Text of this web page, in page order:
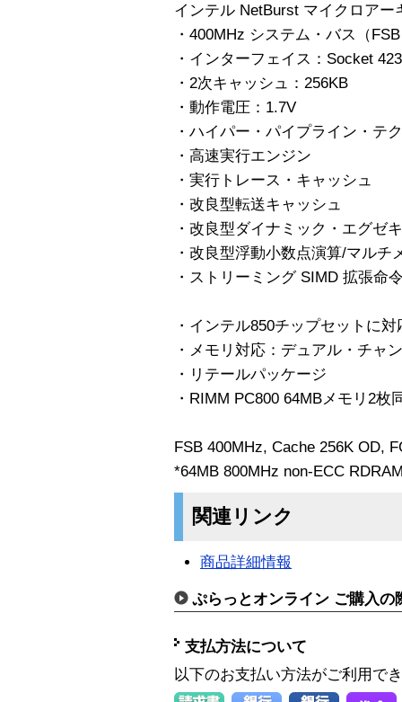
インテル NetBurst マイクロアー
・400MHz システム・バス（
・インターフェイス：Socket
・2次キャッシュ：256KB
・動作電圧：1.7V
・ハイパー・パイプライン・テ
・高速実行エンジン
・実行トレース・キャッシュ
・改良型転送キャッシュ
・改良型ダイナミック・エグゼ
・改良型浮動小数点演算/マルチ
・ストリーミング SIMD 拡張命
・インテル850チップセットに対
・メモリ対応：デュアル・チャ
・リテールパッケージ
・RIMM PC800 64MBメモリ2枚
FSB 400MHz, Cache 256K OD,
*64MB 800MHz non-ECC
関連リンク
商品詳細情報
ぷらっとオンライン ご購入の
支払方法について
以下のお支払い方法がご利用で